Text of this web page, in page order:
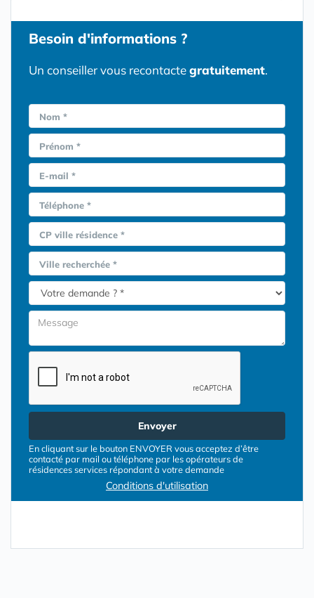
Besoin d'informations ?
Un conseiller vous recontactegratuitement.
Nom *
Prénom *
E-mail *
Téléphone *
CP ville résidence *
Ville recherchée *
Envoyer
En cliquant sur le bouton ENVOYER vous acceptez d’être
contacté par mail ou téléphone par les opérateurs de
résidences services répondant à votre demande
Conditions d'utilisation